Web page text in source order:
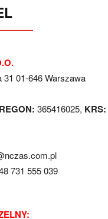
31 01-646 Warszawa
REGON: 365416025, KRS:
731 555 039